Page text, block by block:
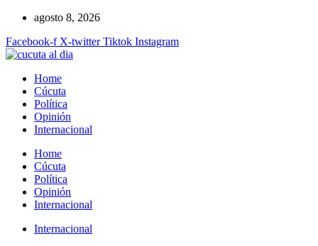
contenido
agosto 8, 2026
Facebook-f X-twitter Tiktok Instagram
Home
Cúcuta
Política
Opinión
Internacional
Home
Cúcuta
Política
Opinión
Internacional
Internacional